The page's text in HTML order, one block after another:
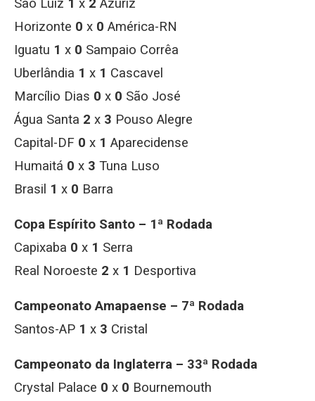
São Luiz 1 x 2 Azuriz
Horizonte 0 x 0 América-RN
Iguatu 1 x 0 Sampaio Corrêa
Uberlândia 1 x 1 Cascavel
Marcílio Dias 0 x 0 São José
Água Santa 2 x 3 Pouso Alegre
Capital-DF 0 x 1 Aparecidense
Humaitá 0 x 3 Tuna Luso
Brasil 1 x 0 Barra
Copa Espírito Santo – 1ª Rodada
Capixaba 0 x 1 Serra
Real Noroeste 2 x 1 Desportiva
Campeonato Amapaense – 7ª Rodada
Santos-AP 1 x 3 Cristal
Campeonato da Inglaterra – 33ª Rodada
Crystal Palace 0 x 0 Bournemouth